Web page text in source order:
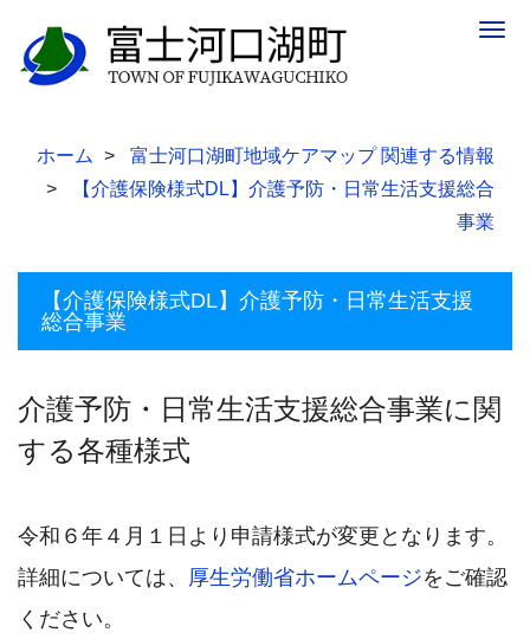
ホーム
富士河口湖町地域ケアマップ 関連する情報
【介護保険様式DL】介護予防・日常生活支援総合
事業
【介護保険様式DL】介護予防・日常生活支援
総合事業
介護予防・日常生活支援総合事業に関
する各種様式
令和６年４月１日より申請様式が変更となります。
詳細については、 厚生労働省ホームページをご確認
ください。